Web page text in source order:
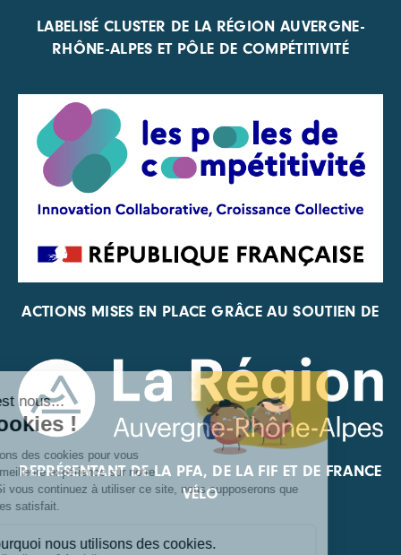
LABELISÉ CLUSTER DE LA RÉGION AUVERGNE-
RHÔNE-ALPES ET PÔLE DE COMPÉTITIVITÉ
ACTIONS MISES EN PLACE GRÂCE AU SOUTIEN DE
REPRÉSENTANT DE LA PFA, DE LA FIF ET DE FRANCE
VÉLO